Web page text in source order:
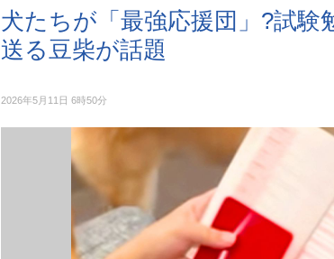
犬たちが「最強応援団」?試験
送る豆柴が話題
2026年5月11日 6時50分